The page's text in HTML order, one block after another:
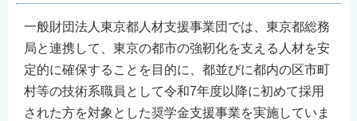
一般財団法人東京都人材支援事業団では、東京都総務
局と連携して、東京の都市の強靭化を支える人材を安
定的に確保することを目的に、都並びに都内の区市町
村等の技術系職員として令和7年度以降に初めて採用
された方を対象とした奨学金支援事業を実施していま